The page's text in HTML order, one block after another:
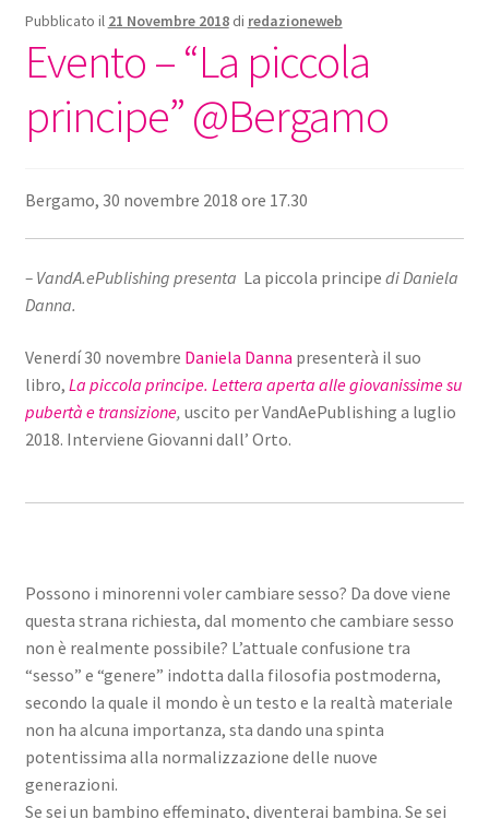
Pubblicato il 21 Novembre 2018 di redazioneweb
Evento – “La piccola
principe” @Bergamo
Bergamo, 30 novembre 2018 ore 17.30
– VandA.ePublishing presenta La piccola principe di Daniela
Danna.
Venerdí 30 novembre Daniela Danna presenterà il suo
libro, La piccola principe. Lettera aperta alle giovanissime su
pubertà e transizione, uscito per VandAePublishing a luglio
2018. Interviene Giovanni dall’ Orto.
Possono i minorenni voler cambiare sesso? Da dove viene
questa strana richiesta, dal momento che cambiare sesso
non è realmente possibile? L’attuale confusione tra
“sesso” e “genere” indotta dalla filosofia postmoderna,
secondo la quale il mondo è un testo e la realtà materiale
non ha alcuna importanza, sta dando una spinta
potentissima alla normalizzazione delle nuove
generazioni.
Se sei un bambino effeminato, diventerai bambina. Se sei